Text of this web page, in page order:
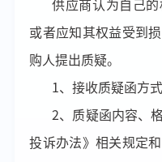
供应商认为自己
或者应知其权益受到
购人提出质疑。
1、接收质疑函方
2、质疑函内容、
投诉办法》相关规定